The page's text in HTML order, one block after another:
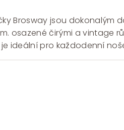
Brosway jsou dokonalým
osazené čirými a vintage
ideální pro každodenní